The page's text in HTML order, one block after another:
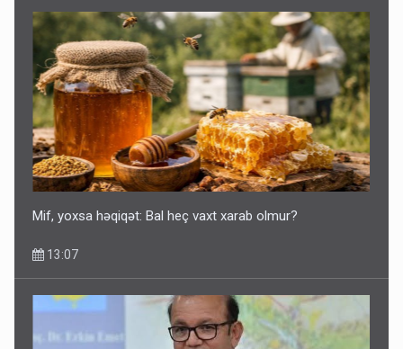
Mif, yoxsa həqiqət: Bal heç vaxt xarab olmur?
13:07